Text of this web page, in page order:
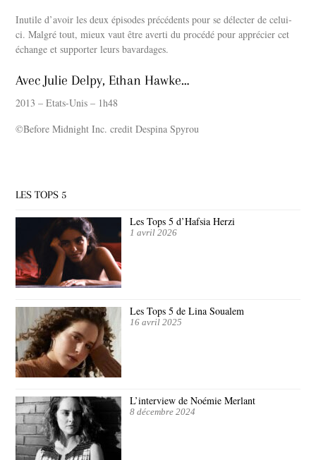
Inutile d’avoir les deux épisodes précédents pour se délecter de celui-
ci. Malgré tout, mieux vaut être averti du procédé pour apprécier cet
échange et supporter leurs bavardages.
Avec Julie Delpy, Ethan Hawke…
2013 – Etats-Unis – 1h48
©Before Midnight Inc. credit Despina Spyrou
LES TOPS 5
Les Tops 5 d’Hafsia Herzi
1 avril 2026
Les Tops 5 de Lina Soualem
16 avril 2025
L’interview de Noémie Merlant
8 décembre 2024